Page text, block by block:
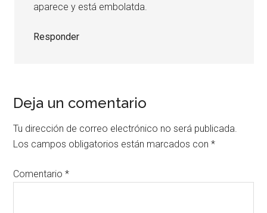
aparece y está embolatda.
Responder
Deja un comentario
Tu dirección de correo electrónico no será publicada.
Los campos obligatorios están marcados con*
Comentario*